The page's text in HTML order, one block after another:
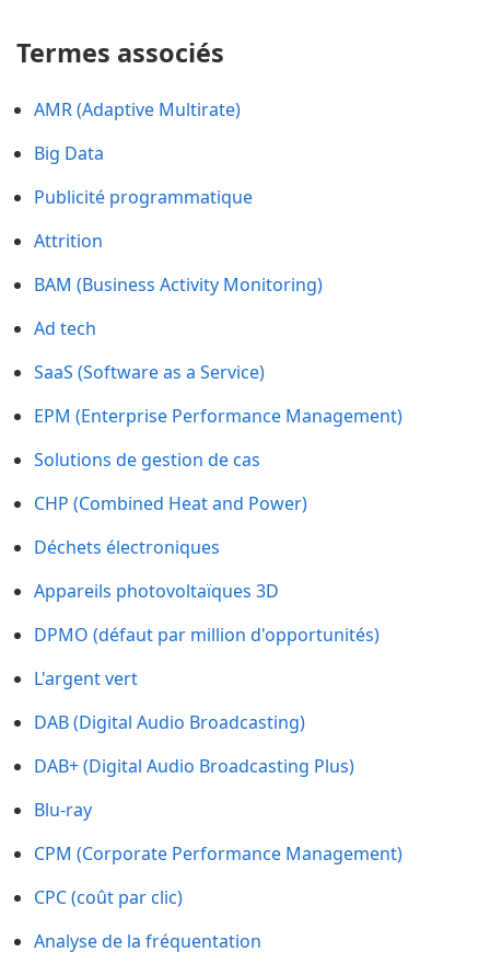
Termes associés
AMR (Adaptive Multirate)
Big Data
Publicité programmatique
Attrition
BAM (Business Activity Monitoring)
Ad tech
SaaS (Software as a Service)
EPM (Enterprise Performance Management)
Solutions de gestion de cas
CHP (Combined Heat and Power)
Déchets électroniques
Appareils photovoltaïques 3D
DPMO (défaut par million d'opportunités)
L'argent vert
DAB (Digital Audio Broadcasting)
DAB+ (Digital Audio Broadcasting Plus)
Blu-ray
CPM (Corporate Performance Management)
CPC (coût par clic)
Analyse de la fréquentation